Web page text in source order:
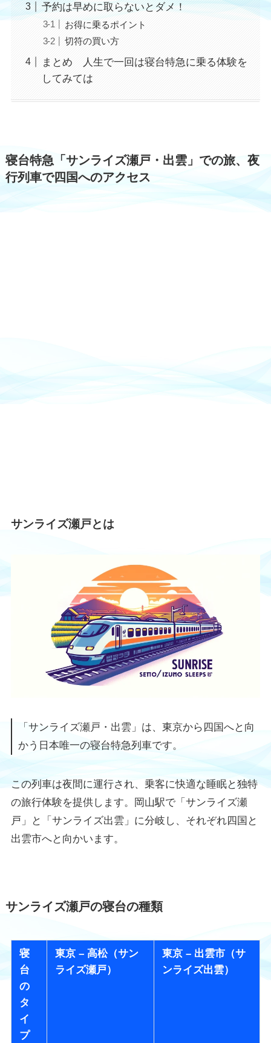
予約は早めに取らないとダメ！
お得に乗るポイント
切符の買い方
まとめ 人生で一回は寝台特急に乗る体験を
してみては
寝台特急「サンライズ瀬戸・出雲」での旅、夜
行列車で四国へのアクセス
サンライズ瀬戸とは
「サンライズ瀬戸・出雲」は、東京から四国へと向
かう日本唯一の寝台特急列車です。
この列車は夜間に運行され、乗客に快適な睡眠と独特
の旅行体験を提供します。岡山駅で「サンライズ瀬
戸」と「サンライズ出雲」に分岐し、それぞれ四国と
出雲市へと向かいます。
サンライズ瀬戸の寝台の種類
寝
台
の
タ
イ
プ
東京 – 高松（サン
ライズ瀬戸）
東京 – 出雲市（サ
ンライズ出雲）